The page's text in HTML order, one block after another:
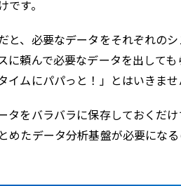
す。
と、必要なデータをそれぞれ
に頼んで必要なデータを出して
イムにパパっと！」とはいきませ
タをバラバラに保存しておくだ
たデータ分析基盤が必要になる